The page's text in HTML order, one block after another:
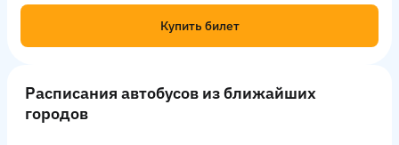
Купить билет
Расписания автобусов из ближайших
городов